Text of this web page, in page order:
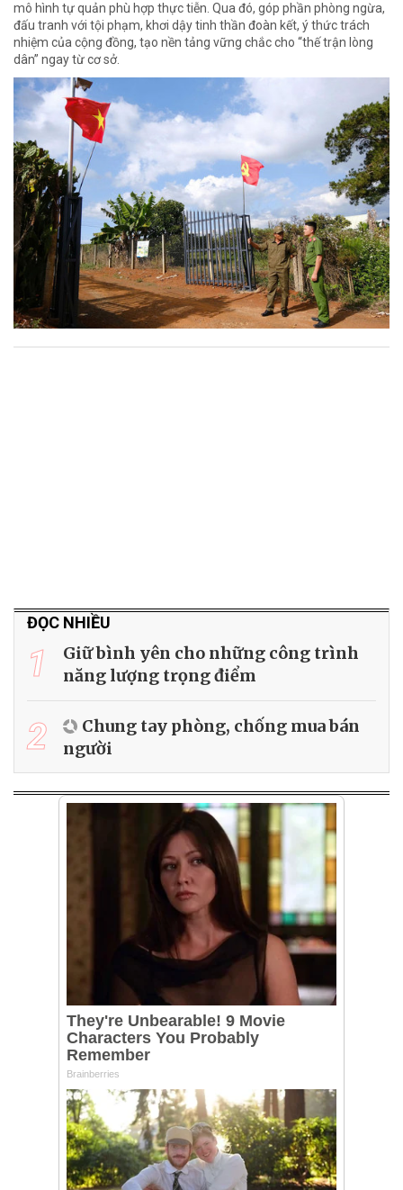
mô hình tự quản phù hợp thực tiễn. Qua đó, góp phần phòng ngừa,
đấu tranh với tội phạm, khơi dậy tinh thần đoàn kết, ý thức trách
nhiệm của cộng đồng, tạo nền tảng vững chắc cho “thế trận lòng
dân” ngay từ cơ sở.
ĐỌC NHIỀU
1
Giữ bình yên cho những công trình
năng lượng trọng điểm
2
Chung tay phòng, chống mua bán
người